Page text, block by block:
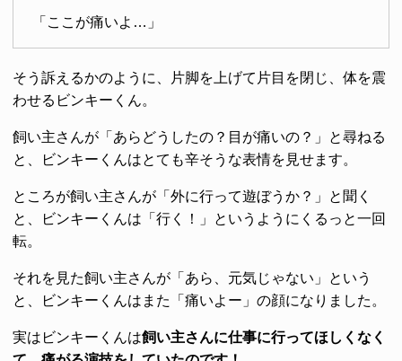
「ここが痛いよ…」
そう訴えるかのように、片脚を上げて片目を閉じ、体を震
わせるビンキーくん。
飼い主さんが「あらどうしたの？目が痛いの？」と尋ねる
と、ビンキーくんはとても辛そうな表情を見せます。
ところが飼い主さんが「外に行って遊ぼうか？」と聞く
と、ビンキーくんは「行く！」というようにくるっと一回
転。
それを見た飼い主さんが「あら、元気じゃない」という
と、ビンキーくんはまた「痛いよー」の顔になりました。
実はビンキーくんは飼い主さんに仕事に行ってほしくなく